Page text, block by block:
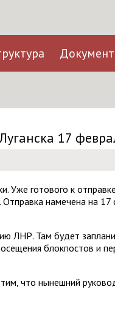
17
Уже готового к
намечена на 17
ЛНР. Там будет
блокпостов и
что нынешний